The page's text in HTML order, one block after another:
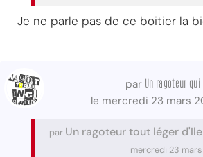
Je ne parle pas de ce boitier la
par Un ragoteur
le mercredi 23 mars
par Un ragoteur tout léger
mercredi 23 mars